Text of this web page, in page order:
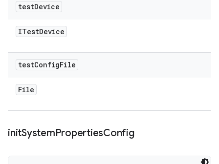
testDevice
ITestDevice
testConfigFile
File
initSystemPropertiesConfig